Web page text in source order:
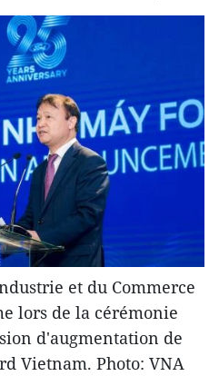
et du Commerce
lors de la cérémonie
d'augmentation de
Vietnam. Photo: VNA